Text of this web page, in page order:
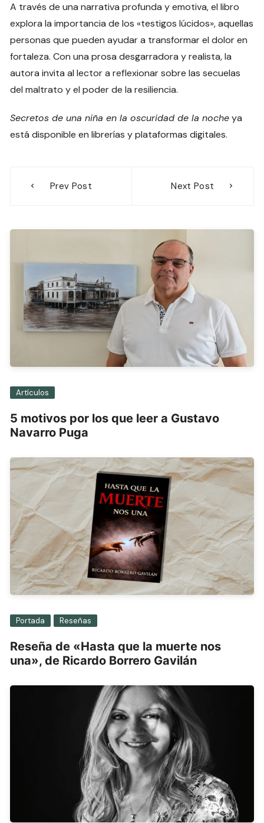
A través de una narrativa profunda y emotiva, el libro
explora la importancia de los «testigos lúcidos», aquellas
personas que pueden ayudar a transformar el dolor en
fortaleza. Con una prosa desgarradora y realista, la
autora invita al lector a reflexionar sobre las secuelas
del maltrato y el poder de la resiliencia.
Secretos de una niña en la oscuridad de la nocheya
está disponible en librerías y plataformas digitales.
Prev Post Next Post
Artículos
5 motivos por los que leer a Gustavo
Navarro Puga
Portada Reseñas
Reseña de «Hasta que la muerte nos
una», de Ricardo Borrero Gavilán